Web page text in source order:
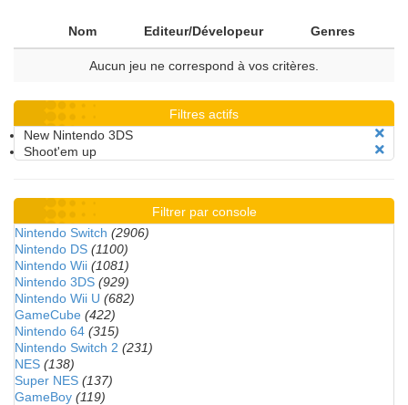
Nom Editeur/Dévelopeur Genres
Aucun jeu ne correspond à vos critères.
Filtres actifs
New Nintendo 3DS
Shoot'em up
Filtrer par console
Nintendo Switch (2906)
Nintendo DS (1100)
Nintendo Wii (1081)
Nintendo 3DS (929)
Nintendo Wii U (682)
GameCube (422)
Nintendo 64 (315)
Nintendo Switch 2 (231)
NES (138)
Super NES (137)
GameBoy (119)